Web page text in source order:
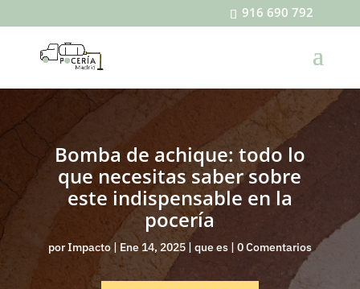
916 690 792
Bomba de achique: todo lo
que necesitas saber sobre
este indispensable en la
pocería
porImpacto|Ene 14, 2025| que es| 0 Comentarios